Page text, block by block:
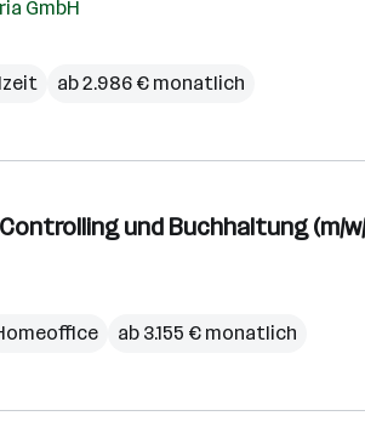
GmbH
ab 2.986 € monatlich
und Buchhaltung (m/
ab 3.155 € monatlich